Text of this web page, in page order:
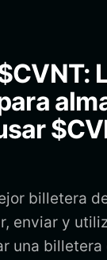
billetera
enviar y
una billetera